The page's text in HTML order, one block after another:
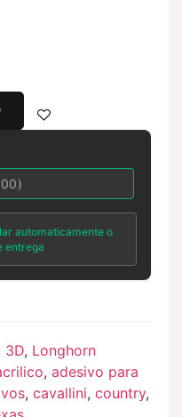
automaticamente o
entrega
3D, Longhorn
, adesivo para
, cavallini, country,